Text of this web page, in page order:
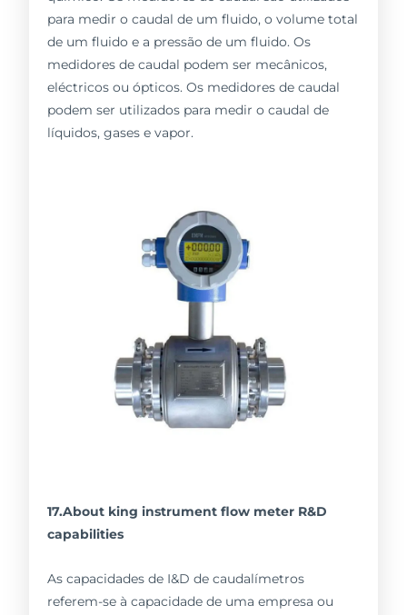
para medir o caudal de um fluido, o volume total
de um fluido e a pressão de um fluido. Os
medidores de caudal podem ser mecânicos,
eléctricos ou ópticos. Os medidores de caudal
podem ser utilizados para medir o caudal de
líquidos, gases e vapor.
17.About king instrument flow meter R&D
capabilities
As capacidades de I&D de caudalímetros
referem-se à capacidade de uma empresa ou